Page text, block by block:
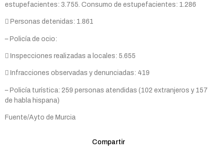
estupefacientes: 3.755. Consumo de estupefacientes: 1.286
 Personas detenidas: 1.861
– Policía de ocio:
 Inspecciones realizadas a locales: 5.655
 Infracciones observadas y denunciadas: 419
– Policía turística: 259 personas atendidas (102 extranjeros y 157
de habla hispana)
Fuente/Ayto de Murcia
Compartir